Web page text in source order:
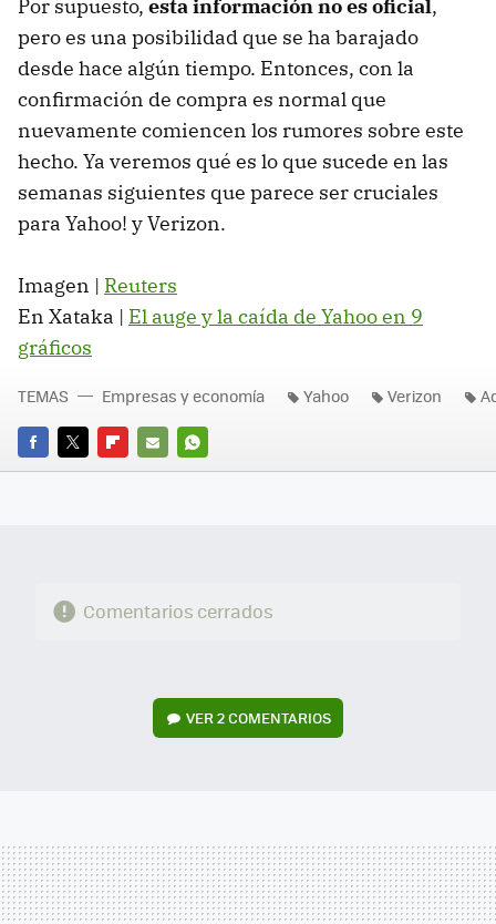
Por supuesto, esta información no es oficial,
pero es una posibilidad que se ha barajado
desde hace algún tiempo. Entonces, con la
confirmación de compra es normal que
nuevamente comiencen los rumores sobre este
hecho. Ya veremos qué es lo que sucede en las
semanas siguientes que parece ser cruciales
para Yahoo! y Verizon.
Imagen | Reuters
En Xataka | El auge y la caída de Yahoo en 9
gráficos
FACEBOOK
TWITTERFLIPBOARD
E-
WHATSAPP
TEMAS Empresas y economía Yahoo Verizon
Comentarios cerrados
VER2 COMENTARIOS